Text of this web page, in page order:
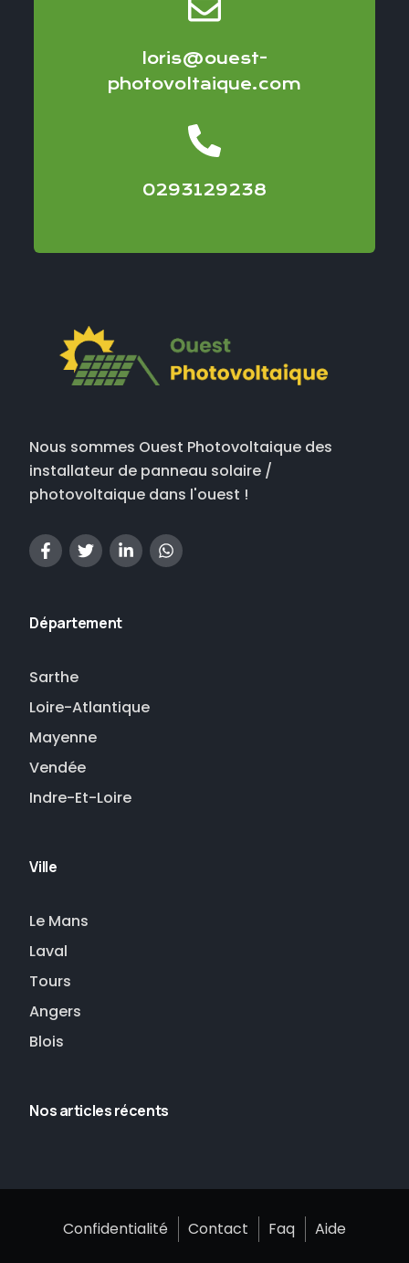
loris@ouest-
photovoltaique.com
0293129238
Nous sommes Ouest Photovoltaique des
installateur de panneau solaire /
photovoltaique dans l'ouest !
Département
Sarthe
Loire-Atlantique
Mayenne
Vendée
Indre-Et-Loire
Ville
Le Mans
Laval
Tours
Angers
Blois
Nos articles récents
Confidentialité Contact Faq Aide